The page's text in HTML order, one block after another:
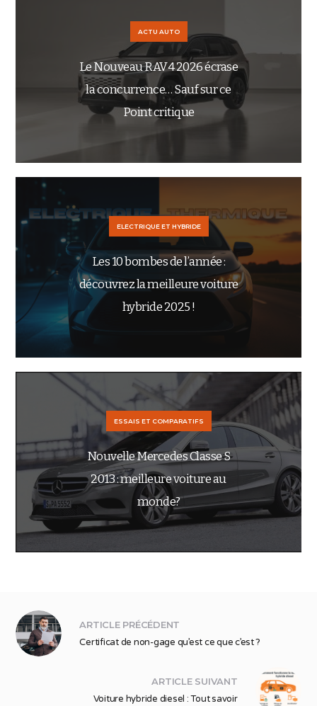
ACTU AUTO
Le Nouveau RAV4 2026 écrase
la concurrence… Sauf sur ce
Point critique
ELECTRIQUE ET HYBRIDE
Les 10 bombes de l’année :
découvrez la meilleure voiture
hybride 2025 !
ESSAIS ET COMPARATIFS
Nouvelle Mercedes Classe S
2013 : meilleure voiture au
monde?
ARTICLE PRÉCÉDENT
Certificat de non-gage qu’est ce que c’est ?
ARTICLE SUIVANT
Voiture hybride diesel : Tout savoir